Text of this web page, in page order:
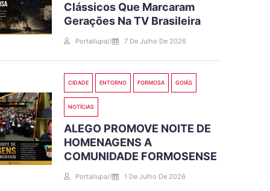
Clássicos Que Marcaram
Gerações Na TV Brasileira
Portallupa// 7 De Julho De 2026
CIDADE ENTORNO FORMOSA GOIÁS
NOTÍCIAS
ALEGO PROMOVE NOITE DE
HOMENAGENS A
COMUNIDADE FORMOSENSE
Portallupa// 1 De Julho De 2026